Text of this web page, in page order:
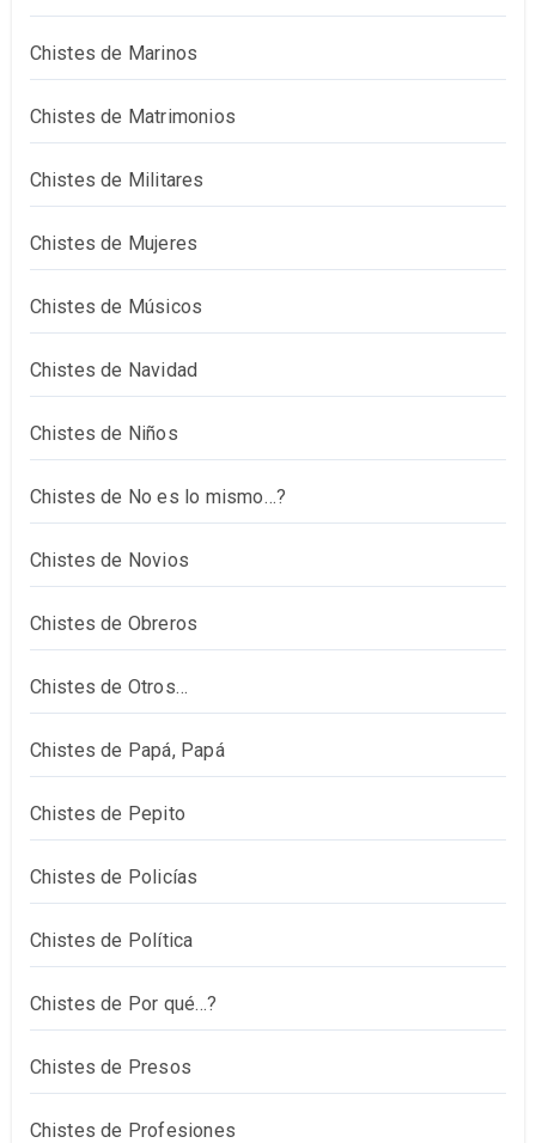
Chistes de Marinos
Chistes de Matrimonios
Chistes de Militares
Chistes de Mujeres
Chistes de Músicos
Chistes de Navidad
Chistes de Niños
Chistes de No es lo mismo…?
Chistes de Novios
Chistes de Obreros
Chistes de Otros…
Chistes de Papá, Papá
Chistes de Pepito
Chistes de Policías
Chistes de Política
Chistes de Por qué…?
Chistes de Presos
Chistes de Profesiones